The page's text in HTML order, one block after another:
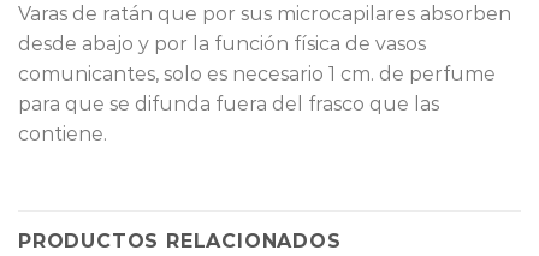
Varas de ratán que por sus microcapilares absorben
desde abajo y por la función física de vasos
comunicantes, solo es necesario 1 cm. de perfume
para que se difunda fuera del frasco que las
contiene.
PRODUCTOS RELACIONADOS